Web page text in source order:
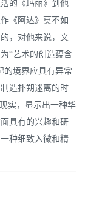
的《玛丽》到他
《阿达》莫不如
，对他来说，文
“艺术的创造蕴含
的境界应具有异常
造扑朔迷离的时
实，显示出一种华
具有的兴趣和研
种细致入微和精